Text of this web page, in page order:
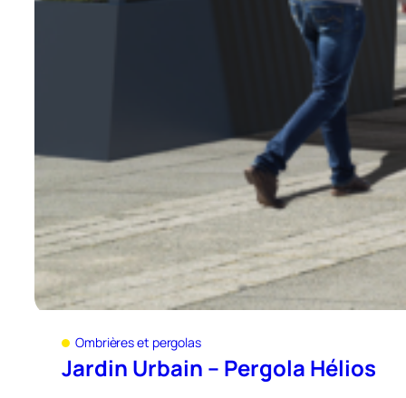
Ombrières et pergolas
Jardin Urbain – Pergola Hélios